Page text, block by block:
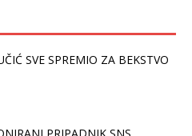
SVE SPREMIO ZA BEKSTVO